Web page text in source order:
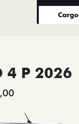
4 P 2026